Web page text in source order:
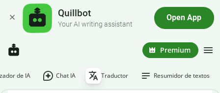
Quillbot
Your AI writing assistant
Open App
Premium
de IA Chat IA Traductor Resumidor de textos